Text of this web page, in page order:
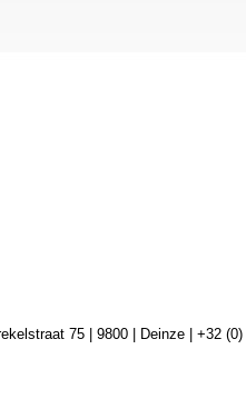
75 | 9800 | Deinze | +32